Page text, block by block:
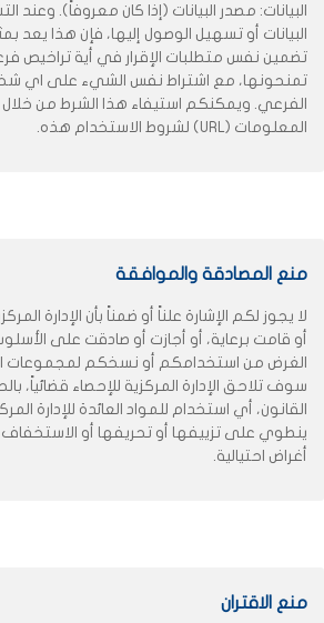
البيانات: مصدر البيانات (إذا كان معروفاً).
البيانات أو تسهيل الوصول إليها، فإن هذا
تضمين نفس متطلبات الإقرار في أية تراخيص
تمنحونها، مع اشتراط نفس الشيء على اي
الفرعي. ويمكنكم استيفاء هذا الشرط من
المعلومات (URL) لشروط الاستخدام هذه.
منع المصادقة والموافقة
لا يجوز لكم الإشارة علناً أو ضمناً بأن الإدارة
أو قامت برعاية، أو أجازت أو صادقت على
الغرض من استخدامكم أو نسخكم لمجموعات
سوف تلاحق الإدارة المركزية للإحصاء قضائياً،
القانون، أي استخدام للمواد العائدة للإدارة
ينطوي على تزييفها أو تحريفها أو
أغراض احتيالية.
منع الاقتران